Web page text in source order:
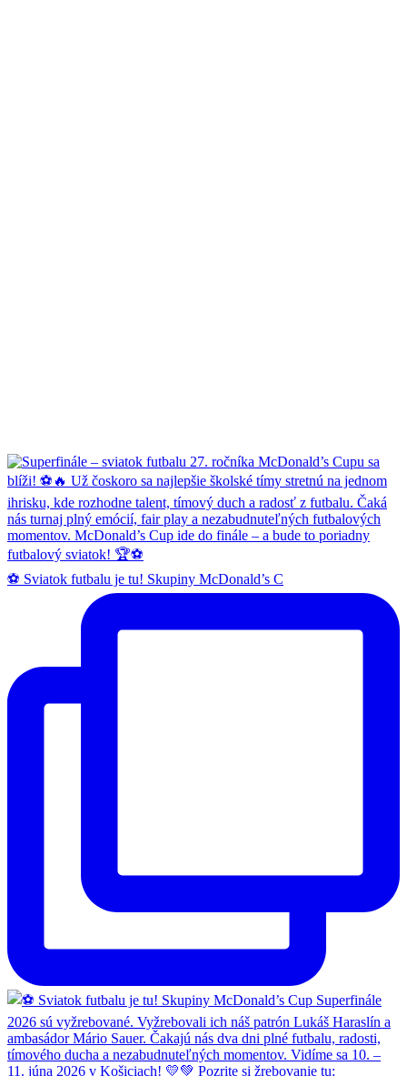
⚽ Sviatok futbalu je tu! Skupiny McDonald’s C